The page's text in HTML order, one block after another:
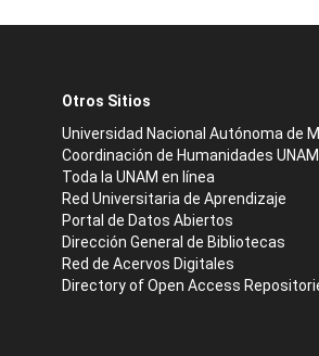
Otros Sitios
Universidad Nacional Autónoma de
Coordinación de Humanidades UNAM
Toda la UNAM en línea
Red Universitaria de Aprendizaje
Portal de Datos Abiertos
Dirección General de Bibliotecas
Red de Acervos Digitales
Directory of Open Access